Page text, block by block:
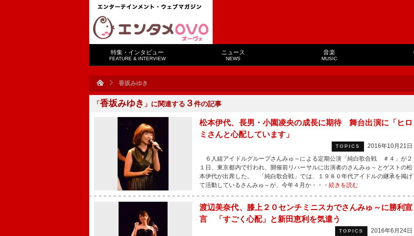
特集・インタビュー
FEATURE & INTERVIEW
ニュース
NEWS
音楽
MUSIC
香坂みゆき
「香坂みゆき 」に関連する ３件の記事
松本伊代、長男・小園凌央の成長に期待 舞台出演に「ヒロ
ミさんと心配しています」
TOPICS
2016年10月21日
６人組アイドルグループさんみゅ～による定期公演「純白歌合戦 ＃４」が２
１日、東京都内で行われ、開催前リハーサルに出演者のさんみゅ～とゲストの松
本伊代が出席した。 「純白歌合戦」では、１９８０年代アイドルの継承を掲げ
て活動しているさんみゅ～が、今年４月か・・・ 続きを読む
渡辺美奈代、膝上２０センチミニスカでさんみゅ～に勝利宣
言 「すごく心配」と新田恵利を気遣う
TOPICS
2016年6月24日